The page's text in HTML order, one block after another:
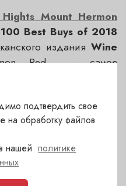
Mount Hermon
Best Buys of 2018
издания Wine
Red- самое
с отличным
подтвердить свое
на обработку файлов
в нашейполитике